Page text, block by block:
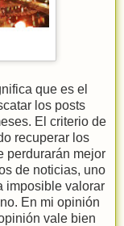
que es el
los posts
El criterio de
recuperar los
perdurarán mejor
de noticias, uno
imposible valorar
En mi opinión
vale bien